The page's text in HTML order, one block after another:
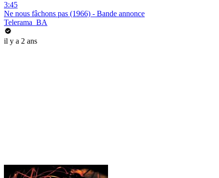
3:45
Ne nous fâchons pas (1966) - Bande annonce
Telerama_BA
il y a 2 ans